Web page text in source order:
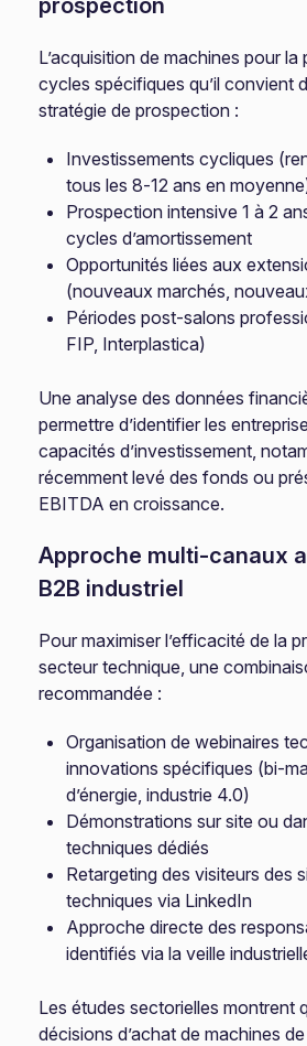
prospection
L’acquisition de machines pour la
cycles spécifiques qu’il convient
stratégie de prospection :
Investissements cycliques
tous les 8-12 ans en
Prospection intensive 1 à 2
cycles d’amortissement
Opportunités liées aux
(nouveaux marchés,
Périodes post-salons
FIP, Interplastica)
Une analyse des données
permettre d’identifier les
capacités d’investissement,
récemment levé des fonds ou
EBITDA en croissance.
Approche multi-canaux
B2B industriel
Pour maximiser l’efficacité de la
secteur technique, une
recommandée :
Organisation de webinaires
innovations spécifiques (bi-
d’énergie, industrie 4.0)
Démonstrations sur site ou
techniques dédiés
Retargeting des visiteurs des
techniques via LinkedIn
Approche directe des
identifiés via la veille
Les études sectorielles montrent
décisions d’achat de machines